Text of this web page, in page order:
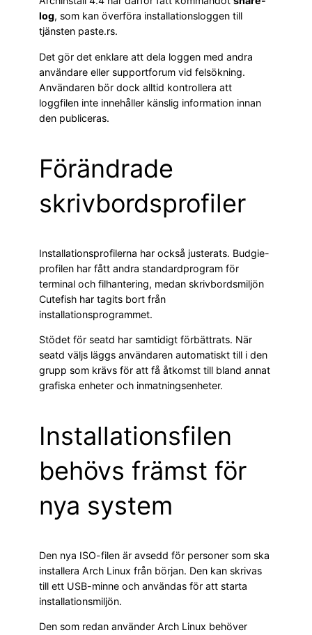
log, som kan överföra installationsloggen till
tjänsten paste.rs.
Det gör det enklare att dela loggen med andra
användare eller supportforum vid felsökning.
Användaren bör dock alltid kontrollera att
loggfilen inte innehåller känslig information innan
den publiceras.
Förändrade
skrivbordsprofiler
Installationsprofilerna har också justerats. Budgie-
profilen har fått andra standardprogram för
terminal och filhantering, medan skrivbordsmiljön
Cutefish har tagits bort från
installationsprogrammet.
Stödet för seatd har samtidigt förbättrats. När
seatd väljs läggs användaren automatiskt till i den
grupp som krävs för att få åtkomst till bland annat
grafiska enheter och inmatningsenheter.
Installationsfilen
behövs främst för
nya system
Den nya ISO-filen är avsedd för personer som ska
installera Arch Linux från början. Den kan skrivas
till ett USB-minne och användas för att starta
installationsmiljön.
Den som redan använder Arch Linux behöver